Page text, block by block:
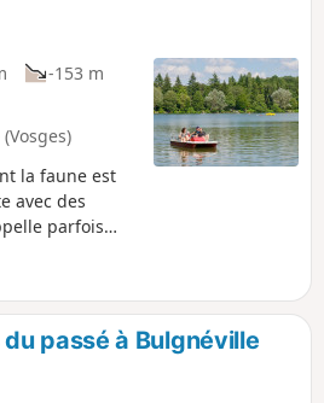
-153 m
la faune est
avec des
parfois
passé à Bulgnéville